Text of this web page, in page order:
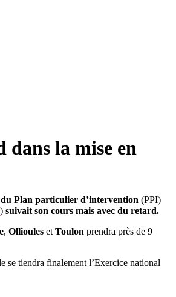
la mise en
Plan particulier d’intervention (PPI)
) suivait son cours mais avec du retard.
, Ollioules et Toulon prendra près de 9
se tiendra finalement l’Exercice national